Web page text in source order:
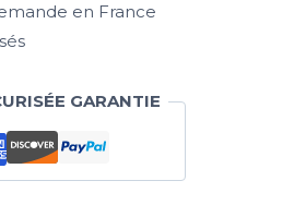
en France
GARANTIE